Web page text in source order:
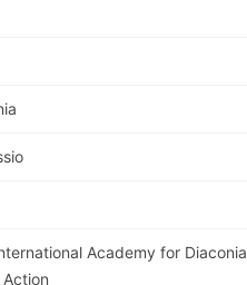
Academy for Diaconia